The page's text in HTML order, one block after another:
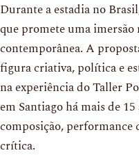
Durante a estadia no
que promete uma
contemporânea. A
figura criativa, política e
na experiência do Taller
em Santiago há mais de
composição, performance
crítica.